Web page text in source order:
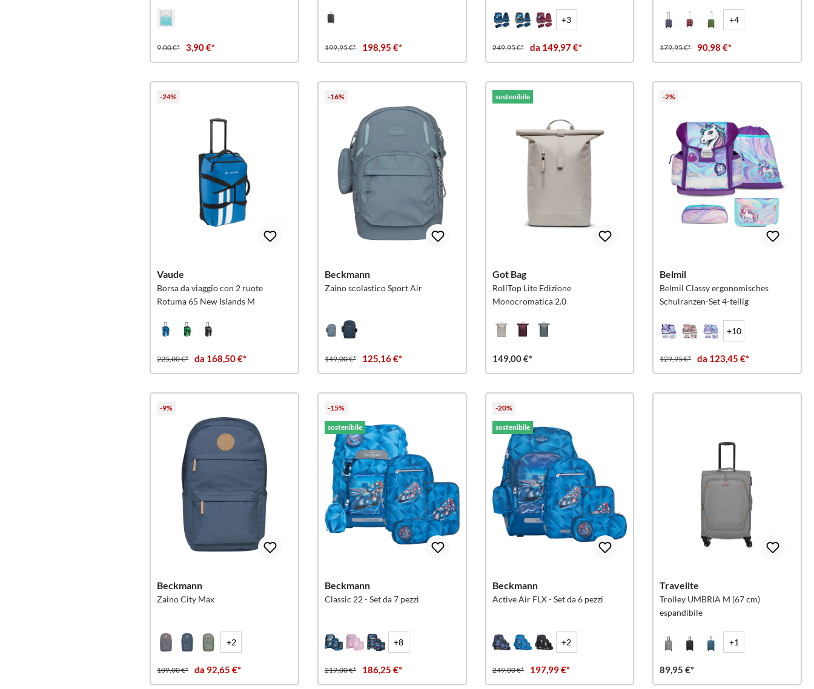
9,00 €* 3,90 €* 199,95 €* 198,95 €*
+3
249,95 €* da 149,97 €*
+4
179,95 €* 90,98 €*
-24%
Vaude
Borsa da viaggio con 2 ruote
Rotuma 65 New Islands M
225,00 €* da 168,50 €*
-16%
Beckmann
Zaino scolastico Sport Air
149,00 €* 125,16 €*
sostenibile
Got Bag
RollTop Lite Edizione
Monocromatica 2.0
149,00 €*
-2%
Belmil
Belmil Classy ergonomisches
Schulranzen-Set 4-teilig
+10
129,95 €* da 123,45 €*
-9%
Beckmann
Zaino City Max
+2
109,00 €* da 92,65 €*
-15%
sostenibile
Beckmann
Classic 22 - Set da 7 pezzi
+8
219,00 €* 186,25 €*
-20%
sostenibile
Beckmann
Active Air FLX - Set da 6 pezzi
+2
249,00 €* 197,99 €*
Travelite
Trolley UMBRIA M (67 cm)
espandibile
+1
89,95 €*